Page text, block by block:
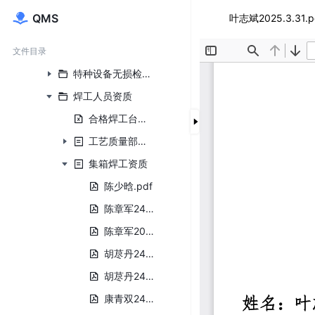
QMS
文件目录
特种设备无损检测人员资质
焊工人员资质
合格焊工台账.xlsx
工艺质量部焊工资质
集箱焊工资质
陈少晗.pdf
陈章军24.1.29.pdf
陈章军2025.3.31.pdf
胡荩丹24.1.29.pdf
胡荩丹24.6.17.pdf
康青双24.1.29.pdf
叶志斌